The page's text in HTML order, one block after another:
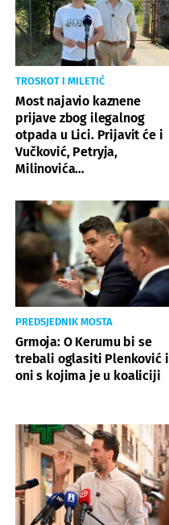
TROSKOT I MILETIĆ
Most najavio kaznene
prijave zbog ilegalnog
otpada u Lici. Prijavit će i
Vučković, Petryja,
Milinovića…
PREDSJEDNIK MOSTA
Grmoja: O Kerumu bi se
trebali oglasiti Plenković i
oni s kojima je u koaliciji